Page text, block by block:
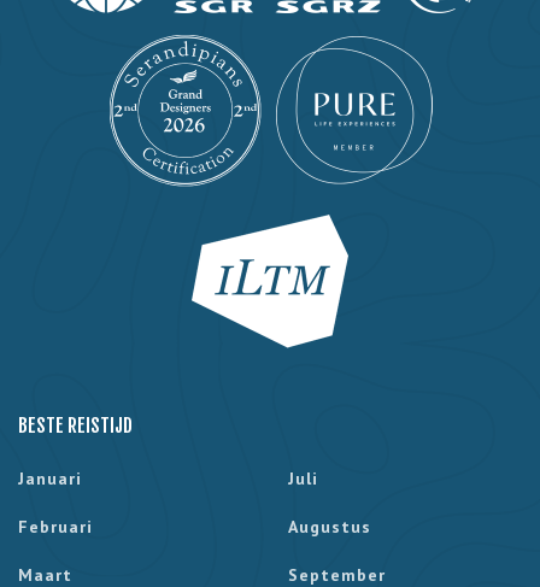
BESTE REISTIJD
Januari
Februari
Maart
Juli
Augustus
September